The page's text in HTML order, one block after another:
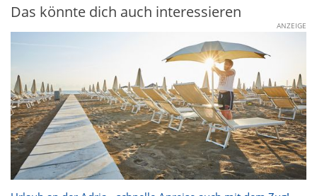
Das könnte dich auch interessieren
ANZEIGE